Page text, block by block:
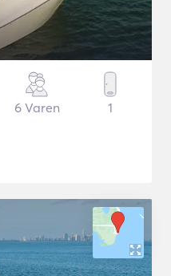
6 Varen 1